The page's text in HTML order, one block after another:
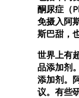
酮尿症（
免摄入阿
斯巴甜，
世界上有
品添加剂
添加剂。
议。有些